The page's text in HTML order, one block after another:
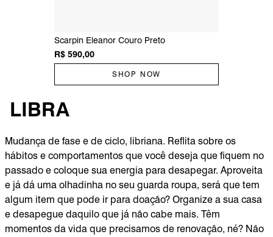
Scarpin Eleanor Couro Preto
R$ 590,00
SHOP NOW
LIBRA
Mudança de fase e de ciclo, libriana. Reflita sobre os
hábitos e comportamentos que você deseja que fiquem no
passado e coloque sua energia para desapegar. Aproveita
e já dá uma olhadinha no seu guarda roupa, será que tem
algum item que pode ir para doação? Organize a sua casa
e desapegue daquilo que já não cabe mais. Têm
momentos da vida que precisamos de renovação, né? Não